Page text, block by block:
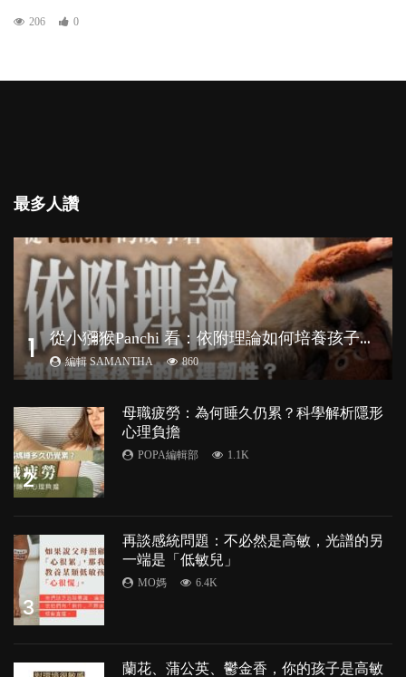
206 0
最多人讚
1 從
小獼猴Panchi 看：依附理論如何培養孩子心理韌性？
編輯 SAMANTHA 860
2
母職疲勞：為何睡久仍累？科學解析隱形
心理負擔
POPA編輯部 1.1K
3
再談感統問題：不必然是高敏，光譜的另
一端是「低敏兒」
MO媽 6.4K
蘭花、蒲公英、鬱金香，你的孩子是高敏